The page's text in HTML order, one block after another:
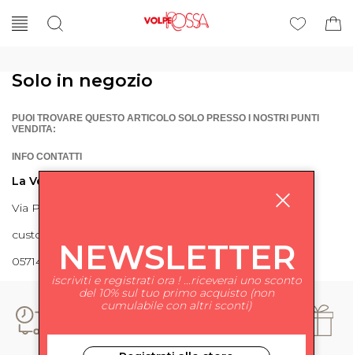
Solo in negozio
PUOI TROVARE QUESTO ARTICOLO SOLO PRESSO I NOSTRI PUNTI
VENDITA:
INFO CONTATTI
La Volpe Rossa
Via Piave 27 56024 Ponte a Egola
customercare@lavolperossa.it
0571498228NEWSLETTER
iscriviti e registrati ora ! ...riceverai uno sconto
del 10% sul tuo primo acquisto (non
cumulabile con altri sconti)